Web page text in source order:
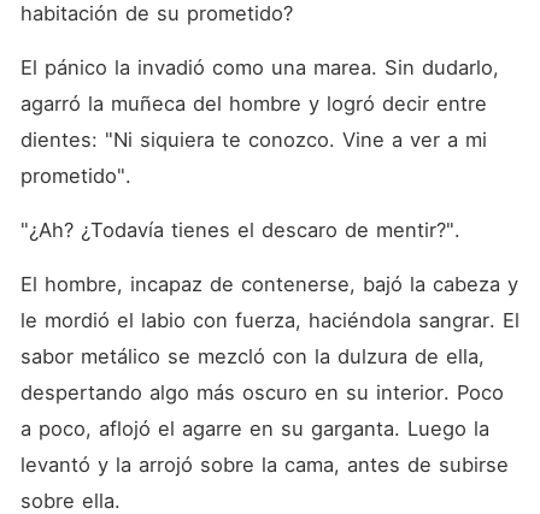
habitación de su prometido?
El pánico la invadió como una marea. Sin dudarlo,
agarró la muñeca del hombre y logró decir entre
dientes: "Ni siquiera te conozco. Vine a ver a mi
prometido".
"¿Ah? ¿Todavía tienes el descaro de mentir?".
El hombre, incapaz de contenerse, bajó la cabeza y
le mordió el labio con fuerza, haciéndola sangrar. El
sabor metálico se mezcló con la dulzura de ella,
despertando algo más oscuro en su interior. Poco
a poco, aflojó el agarre en su garganta. Luego la
levantó y la arrojó sobre la cama, antes de subirse
sobre ella.